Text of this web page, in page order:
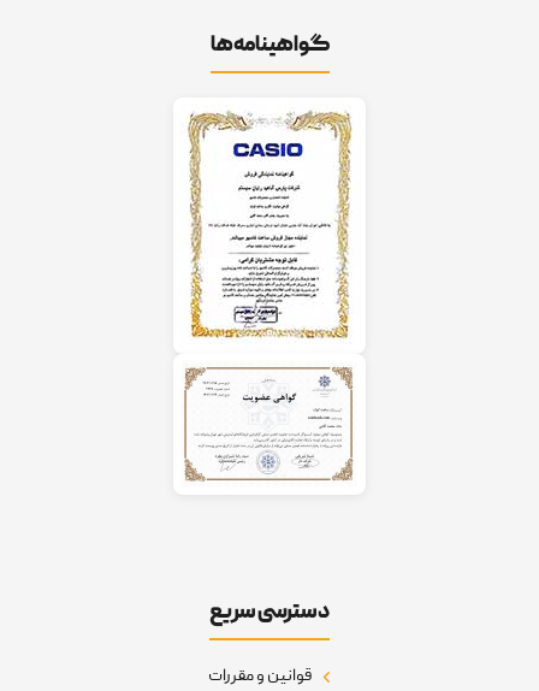
گواهینامه‌ها
دسترسی سریع
قوانین و مقررات